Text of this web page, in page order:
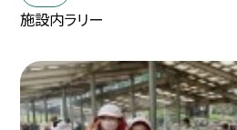
施設内ラリー